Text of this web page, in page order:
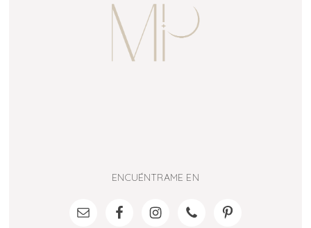
ENCUÉNTRAME EN